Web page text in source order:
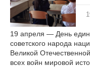
19 апреля — День
советского народа
Великой
всех войн мировой